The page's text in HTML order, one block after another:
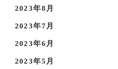
2023年8月
2023年7月
2023年6月
2023年5月